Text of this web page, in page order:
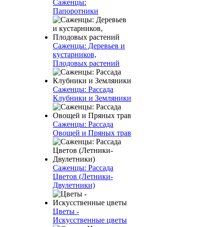
Саженцы:
Папоротники
Саженцы: Деревьев и
кустарников,
Плодовых растений
Саженцы: Рассада
Клубники и Земляники
Саженцы: Рассада
Овощей и Пряных трав
Саженцы: Рассада
Цветов (Летники-
Двулетники)
Цветы -
Искусственные цветы